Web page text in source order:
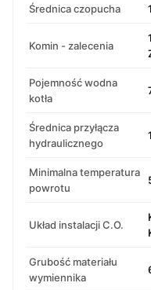
Średnica czopucha
Komin - zalecenia
Pojemność wodna
kotła
Średnica przyłącza
hydraulicznego
Minimalna temperatura
powrotu
Układ instalacji C.O.
Grubość materiału
wymiennika